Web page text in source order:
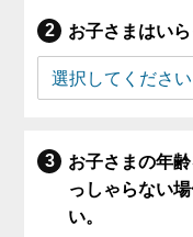
お子さまはいら
お子さまの年
っしゃらない
い。